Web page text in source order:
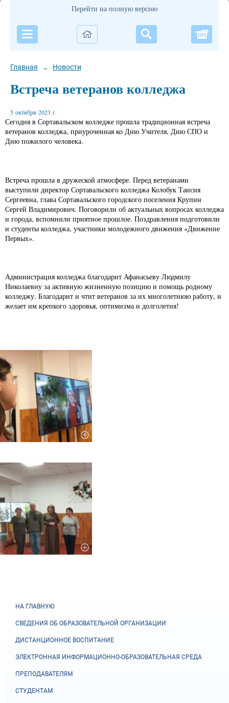
Перейти на полную версию
Главная → Новости
Встреча ветеранов колледжа
5 октября 2023 г.
Сегодня в Сортавальском колледже прошла традиционная встреча
ветеранов колледжа, приуроченная ко Дню Учителя, Дню СПО и
Дню пожилого человека.
Встреча прошла в дружеской атмосфере. Перед ветеранами
выступили директор Сортавальского колледжа Колобук Таисия
Сергеевна, глава Сортавальского городского поселения Крупин
Сергей Владимирович. Поговорили об актуальных вопросах колледжа
и города, вспомнили приятное прошлое. Поздравления подготовили
и студенты колледжа, участники молодежного движения «Движение
Первых».
Администрация колледжа благодарит Афанасьеву Людмилу
Николаевну за активную жизненную позицию и помощь родному
колледжу. Благодарит и чтит ветеранов за их многолетнюю работу, и
желает им крепкого здоровья, оптимизма и долголетия!
НА ГЛАВНУЮ
СВЕДЕНИЯ ОБ ОБРАЗОВАТЕЛЬНОЙ ОРГАНИЗАЦИИ
ДИСТАНЦИОННОЕ ВОСПИТАНИЕ
ЭЛЕКТРОННАЯ ИНФОРМАЦИОННО-ОБРАЗОВАТЕЛЬНАЯ СРЕДА
ПРЕПОДАВАТЕЛЯМ
СТУДЕНТАМ